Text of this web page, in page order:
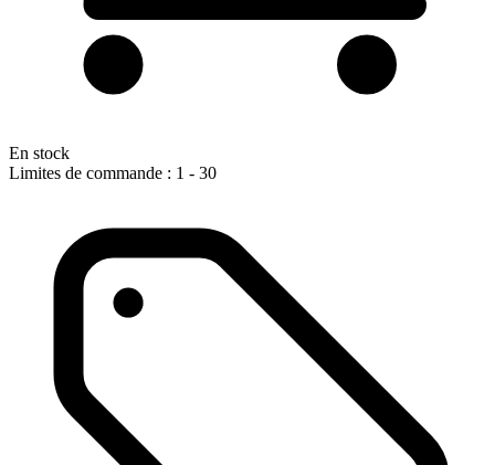
En stock
Limites de commande : 1 - 30